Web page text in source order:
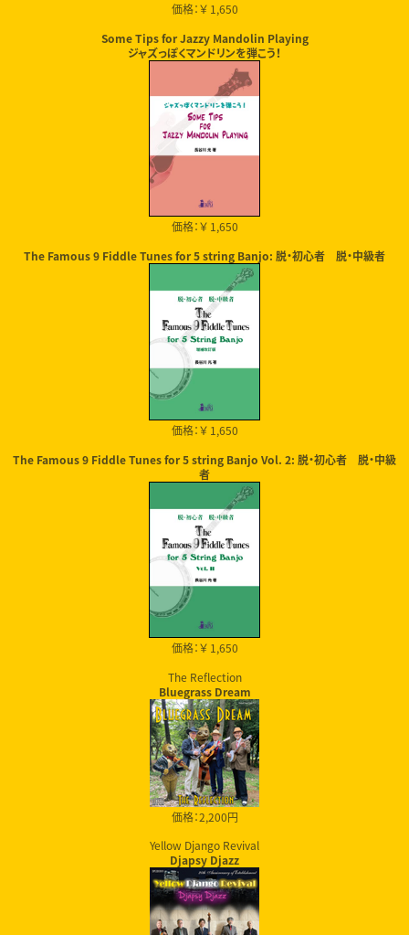
価格：￥ 1,650
Some Tips for Jazzy Mandolin Playing
ジャズっぽくマンドリンを弾こう！
価格：￥ 1,650
The Famous 9 Fiddle Tunes for 5 string Banjo: 脱・初心者 脱・中級者
価格：￥ 1,650
The Famous 9 Fiddle Tunes for 5 string Banjo Vol. 2: 脱・初心者 脱・中級
者
価格：￥ 1,650
The Reflection
Bluegrass Dream
価格：2,200円
Yellow Django Revival
Djapsy Djazz